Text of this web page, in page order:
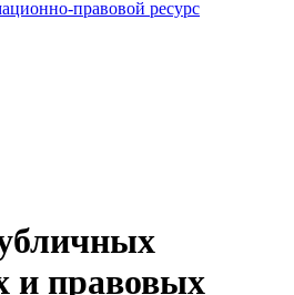
правовой ресурс
и правовых